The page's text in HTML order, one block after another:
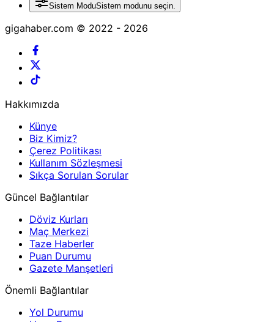
Sistem ModuSistem modunu seçin.
gigahaber.com © 2022 - 2026
Hakkımızda
Künye
Biz Kimiz?
Çerez Politikası
Kullanım Sözleşmesi
Sıkça Sorulan Sorular
Güncel Bağlantılar
Döviz Kurları
Maç Merkezi
Taze Haberler
Puan Durumu
Gazete Manşetleri
Önemli Bağlantılar
Yol Durumu